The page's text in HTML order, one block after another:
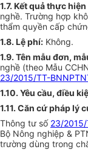
1.7. Kết quả thực
nghề. Trường hợp
thẩm quyền cấp
1.8. Lệ phí: Không.
1.9. Tên mẫu đơn,
nghề (theo Mẫu
23/2015/TT-
1.10. Yêu cầu, điều
1.11. Căn cứ pháp lý
Thông tư số 23/
Bộ Nông nghiệp &
trường dùng trong